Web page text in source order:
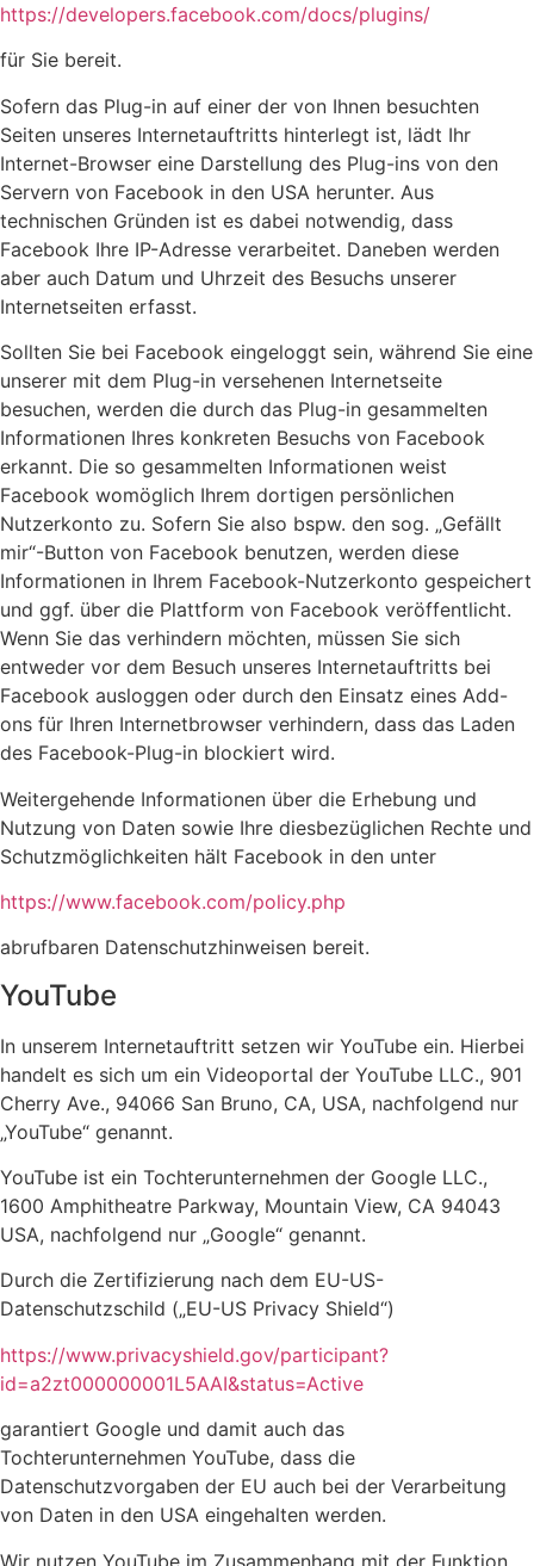
https://developers.facebook.com/docs/plugins/
für Sie bereit.
Sofern das Plug-in auf einer der von Ihnen besuchten
Seiten unseres Internetauftritts hinterlegt ist, lädt Ihr
Internet-Browser eine Darstellung des Plug-ins von den
Servern von Facebook in den USA herunter. Aus
technischen Gründen ist es dabei notwendig, dass
Facebook Ihre IP-Adresse verarbeitet. Daneben werden
aber auch Datum und Uhrzeit des Besuchs unserer
Internetseiten erfasst.
Sollten Sie bei Facebook eingeloggt sein, während Sie eine
unserer mit dem Plug-in versehenen Internetseite
besuchen, werden die durch das Plug-in gesammelten
Informationen Ihres konkreten Besuchs von Facebook
erkannt. Die so gesammelten Informationen weist
Facebook womöglich Ihrem dortigen persönlichen
Nutzerkonto zu. Sofern Sie also bspw. den sog. „Gefällt
mir“-Button von Facebook benutzen, werden diese
Informationen in Ihrem Facebook-Nutzerkonto gespeichert
und ggf. über die Plattform von Facebook veröffentlicht.
Wenn Sie das verhindern möchten, müssen Sie sich
entweder vor dem Besuch unseres Internetauftritts bei
Facebook ausloggen oder durch den Einsatz eines Add-
ons für Ihren Internetbrowser verhindern, dass das Laden
des Facebook-Plug-in blockiert wird.
Weitergehende Informationen über die Erhebung und
Nutzung von Daten sowie Ihre diesbezüglichen Rechte und
Schutzmöglichkeiten hält Facebook in den unter
https://www.facebook.com/policy.php
abrufbaren Datenschutzhinweisen bereit.
YouTube
In unserem Internetauftritt setzen wir YouTube ein. Hierbei
handelt es sich um ein Videoportal der YouTube LLC., 901
Cherry Ave., 94066 San Bruno, CA, USA, nachfolgend nur
„YouTube“ genannt.
YouTube ist ein Tochterunternehmen der Google LLC.,
1600 Amphitheatre Parkway, Mountain View, CA 94043
USA, nachfolgend nur „Google“ genannt.
Durch die Zertifizierung nach dem EU-US-
Datenschutzschild („EU-US Privacy Shield“)
https://www.privacyshield.gov/participant?
id=a2zt000000001L5AAI&status=Active
garantiert Google und damit auch das
Tochterunternehmen YouTube, dass die
Datenschutzvorgaben der EU auch bei der Verarbeitung
von Daten in den USA eingehalten werden.
Wir nutzen YouTube im Zusammenhang mit der Funktion